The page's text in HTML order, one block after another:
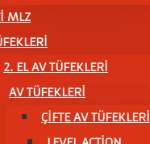
MLZ
2. EL AV TÜFEKLERİ
AV TÜFEKLERI
ÇIFTE AV TÜFEKLERI